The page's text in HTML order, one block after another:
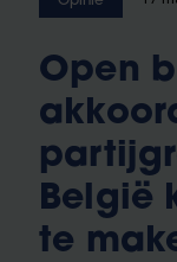
Open
België
te